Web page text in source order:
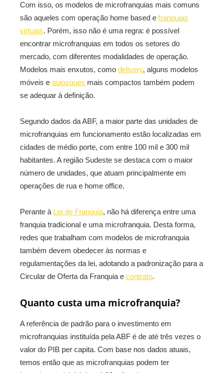
Com isso, os modelos de microfranquias mais comuns
são aqueles com operação home based e franquias
virtuais. Porém, isso não é uma regra: é possível
encontrar microfranquias em todos os setores do
mercado, com diferentes modalidades de operação.
Modelos mais enxutos, como delivery, alguns modelos
móveis e quiosques mais compactos também podem
se adequar à definição.
Segundo dados da ABF, a maior parte das unidades de
microfranquias em funcionamento estão localizadas em
cidades de médio porte, com entre 100 mil e 300 mil
habitantes. A região Sudeste se destaca com o maior
número de unidades, que atuam principalmente em
operações de rua e home office.
Perante à Lei de Franquia, não há diferença entre uma
franquia tradicional e uma microfranquia. Desta forma,
redes que trabalham com modelos de microfranquia
também devem obedecer às normas e
regulamentações da lei, adotando a padronização para a
Circular de Oferta da Franquia e contrato.
Quanto custa uma microfranquia?
A referência de padrão para o investimento em
microfranquias instituída pela ABF é de até três vezes o
valor do PIB per capita. Com base nos dados atuais,
temos então que as microfranquias podem ter